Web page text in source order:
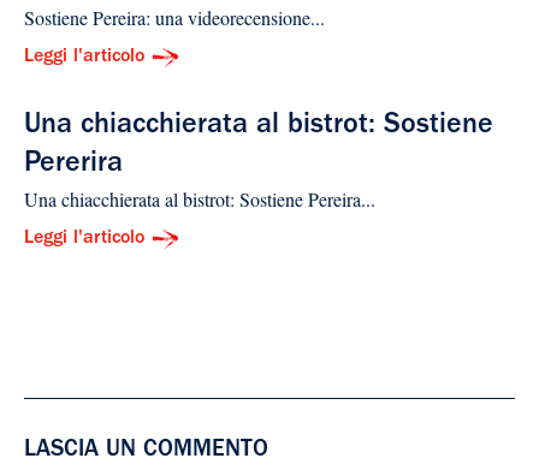
Sostiene Pereira: una videorecensione...
Leggi l'articolo
Una chiacchierata al bistrot: Sostiene
Pererira
Una chiacchierata al bistrot: Sostiene Pereira...
Leggi l'articolo
LASCIA UN COMMENTO